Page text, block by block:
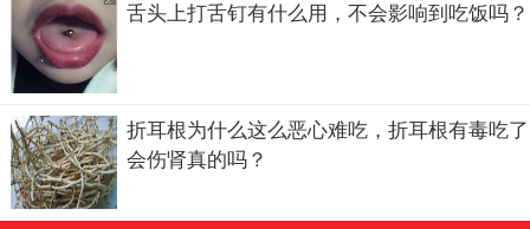
舌头上打舌钉有什么用，不会影响到吃饭吗？
折耳根为什么这么恶心难吃，折耳根有毒吃了
会伤肾真的吗？